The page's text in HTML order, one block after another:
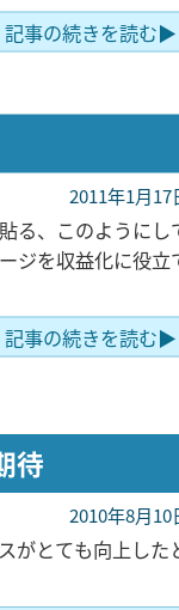
記事の続きを読む▶
2011年1月17
る、このようにし
ジを収益化に役立
記事の続きを読む▶
待
2010年8月10
がとても向上した